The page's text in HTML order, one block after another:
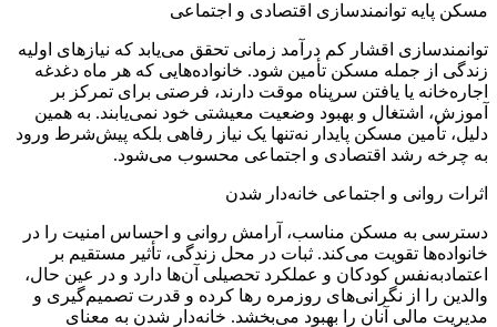
مسکن پایه توانمندسازی اقتصادی و اجتماعی
توانمندسازی اقشار کم‌ درآمد زمانی تحقق می‌یابد که نیازهای اولیه
زندگی از جمله مسکن تأمین شود. خانواده‌هایی که هر ماه دغدغه
اجاره‌خانه یا یافتن سرپناه موقت دارند، فرصتی برای تمرکز بر
آموزش، اشتغال و بهبود وضعیت معیشتی خود نمی‌یابند. به همین
دلیل، تأمین مسکن پایدار نه‌تنها یک نیاز رفاهی بلکه پیش‌شرط ورود
به چرخه رشد اقتصادی و اجتماعی محسوب می‌شود.
اثرات روانی و اجتماعی خانه‌دار شدن
دسترسی به مسکن مناسب، آرامش روانی و احساس امنیت را در
خانواده‌ها تقویت می‌کند. ثبات در محل زندگی، تأثیر مستقیم بر
اعتمادبه‌نفس کودکان و عملکرد تحصیلی آن‌ها دارد و در عین حال،
والدین را از نگرانی‌های روزمره رها کرده و قدرت تصمیم‌گیری و
مدیریت مالی آنان را بهبود می‌بخشد. خانه‌دار شدن به معنای